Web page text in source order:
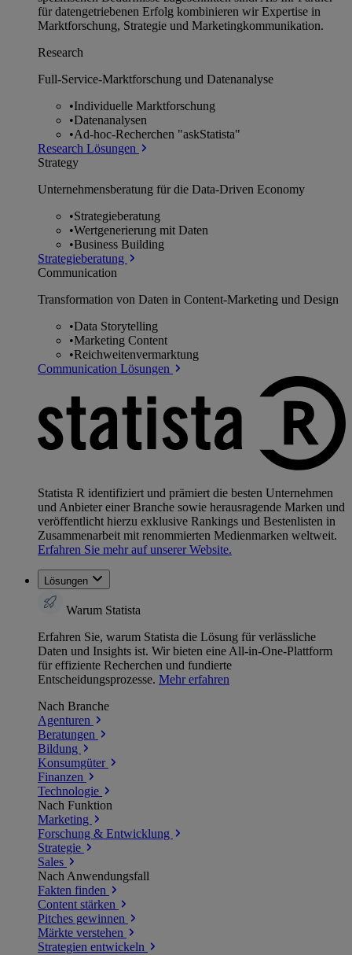
für datengetriebenen Erfolg kombinieren wir Expertise in
Marktforschung, Strategie und Marketingkommunikation.
Research
Full-Service-Marktforschung und Datenanalyse
•Individuelle Marktforschung
•Datenanalysen
•Ad-hoc-Recherchen "askStatista"
Research Lösungen
Strategy
Unternehmens­beratung für die Data-Driven Economy
•Strategieberatung
•Wertgenerierung mit Daten
•Business Building
Strategieberatung
Communication
Transformation von Daten in Content-Marketing und Design
•Data Storytelling
•Marketing Content
•Reichweitenvermarktung
Communication Lösungen
Statista R identifiziert und prämiert die besten Unternehmen
und Anbieter einer Branche sowie herausragende Marken und
veröffentlicht hierzu exklusive Rankings und Bestenlisten in
Zusammenarbeit mit renommierten Medienmarken weltweit.
Erfahren Sie mehr auf unserer Website.
Lösungen
Warum Statista
Erfahren Sie, warum Statista die Lösung für verlässliche
Daten und Insights ist. Wir bieten eine All-in-One-Plattform
für effiziente Recherchen und fundierte
Entscheidungsprozesse. Mehr erfahren
Nach Branche
Agenturen
Beratungen
Bildung
Konsumgüter
Finanzen
Technologie
Nach Funktion
Marketing
Forschung & Entwicklung
Strategie
Sales
Nach Anwendungsfall
Fakten finden
Content stärken
Pitches gewinnen
Märkte verstehen
Strategien entwickeln